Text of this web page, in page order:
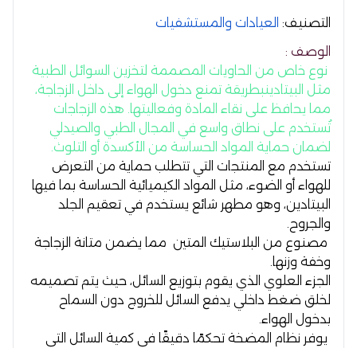
التصنيف: العيادات والمستشفيات
الوصف :
نوع خاص من الحاويات المصممة لتخزين السوائل الطبية
مثل البيتادينبطريقة تمنع دخول الهواء إلى داخل الزجاجة،
مما يحافظ على نقاء المادة وفعاليتها. هذه الزجاجات
تُستخدم على نطاق واسع في المجال الطبي والصيدلي
لضمان حماية المواد الحساسة من الأكسدة أو التلوث.
تستخدم مع المنتجات التي تتطلب حماية من التعرض
للهواء أو الضوء، مثل المواد الكيميائية الحساسة بما فيها
البيتادين، وهو مطهر شائع يستخدم في تعقيم الجلد
والجروح.
مصنوع من البلاستيك المتين مما يضمن متانة الزجاجة
وخفة وزنها.
الجزء العلوي الذي يقوم بتوزيع السائل، حيث يتم تصميمه
لخلق ضغط داخلي يدفع السائل للخروج دون السماح
بدخول الهواء.
يوفر نظام المضخة تحكمًا دقيقًا في كمية السائل التي